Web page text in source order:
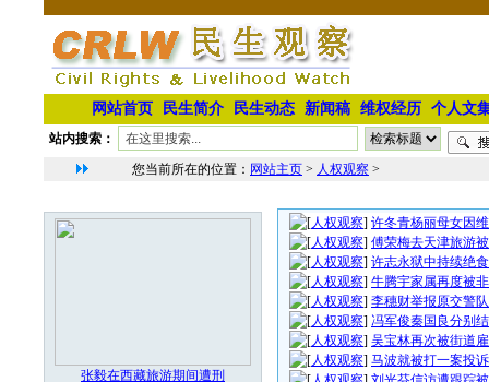
网站首页 民生简介 民生动态 新闻稿 维权经历 个人文
站内搜索：
您当前所在的位置： 网站主页 > 人权观察 >
张毅在西藏旅游期间遭刑
[人权观察] 许冬青杨丽母女因
[人权观察] 傅荣梅去天津旅游
[人权观察] 许志永狱中持续绝
[人权观察] 牛腾宇家属再度被
[人权观察] 李穗财举报原交警
[人权观察] 冯军俊秦国良分别
[人权观察] 吴宝林再次被街道
[人权观察] 马波就被打一案投